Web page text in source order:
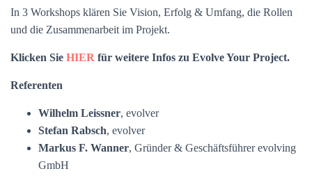
In 3 Workshops klären Sie Vision, Erfolg & Umfang, die Rollen
und die Zusammenarbeit im Projekt.
Klicken Sie HIER für weitere Infos zu Evolve Your Project.
Referenten
Wilhelm Leissner, evolver
Stefan Rabsch, evolver
Markus F. Wanner, Gründer & Geschäftsführer evolving
GmbH